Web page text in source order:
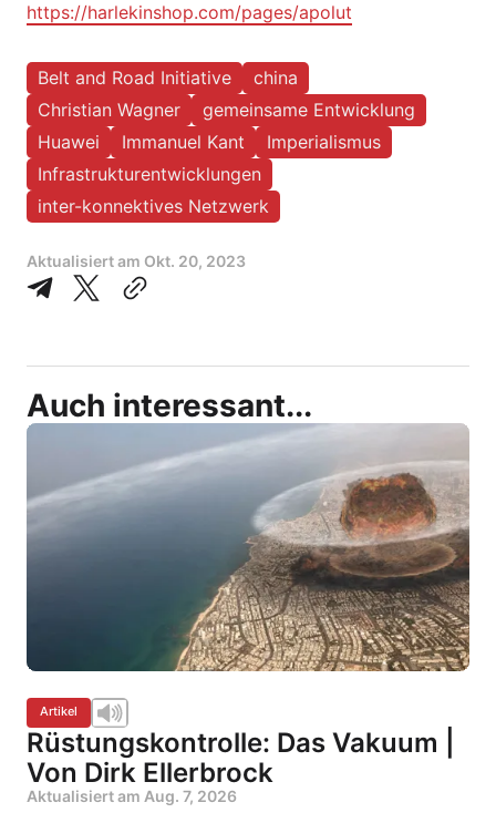
https://harlekinshop.com/pages/apolut
Belt and Road Initiative
china
Christian Wagner
gemeinsame Entwicklung
Huawei
Immanuel Kant
Imperialismus
Infrastrukturentwicklungen
inter-konnektives Netzwerk
Aktualisiert am Okt. 20, 2023
Auch interessant...
Artikel
Rüstungskontrolle: Das Vakuum |
Von Dirk Ellerbrock
Aktualisiert am Aug. 7, 2026